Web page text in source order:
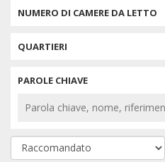
NUMERO DI CAMERE DA LETTO
QUARTIERI
PAROLE CHIAVE